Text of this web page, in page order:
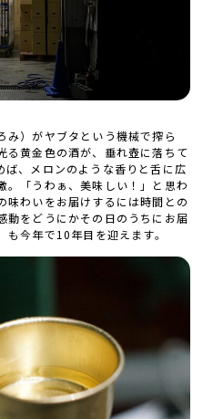
み）がヤブタという機械で搾ら
る黄金色の酒が、垂れ壺に落ちて
ば、メロンのような香りと舌に広
。「うわぁ、美味しい！」と思わ
味わいをお届けするには時間との
動をどうにかその日のうちにお届
今年で10年目を迎えます。